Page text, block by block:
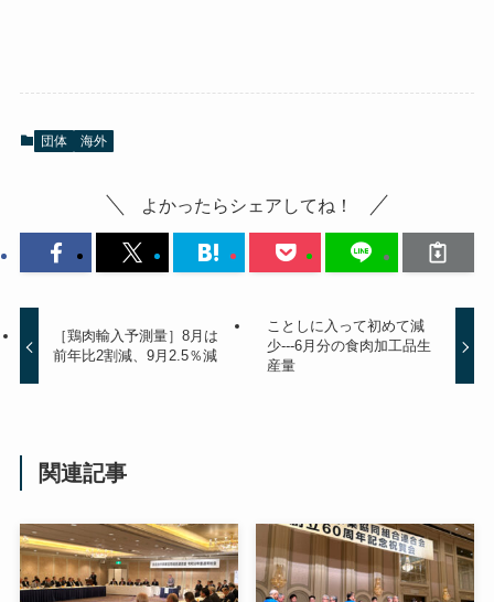
団体 海外
よかったらシェアしてね！
［鶏肉輸入予測量］8月は
前年比2割減、9月2.5％減
ことしに入って初めて減
少---6月分の食肉加工品生
産量
関連記事